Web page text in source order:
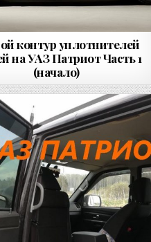
контур уплотнителей
на УАЗ Патриот Часть 1
(начало)